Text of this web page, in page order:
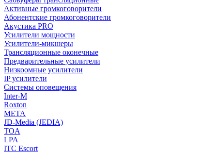
Активные громкоговорители
Абонентские громкоговорители
Акустика PRO
Усилители мощности
Усилители-микшеры
Трансляционные оконечные
Предварительные усилители
Низкоомные усилители
IP усилители
Системы оповещения
Inter-M
Roxton
МЕТА
JD-Media (JEDIA)
TOA
LPA
ITC Escort